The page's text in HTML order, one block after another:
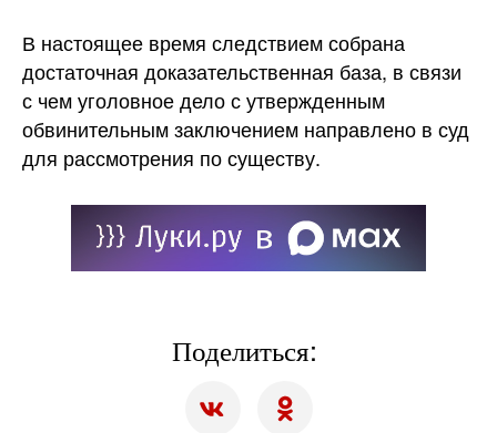
В настоящее время следствием собрана
достаточная доказательственная база, в связи
с чем уголовное дело с утвержденным
обвинительным заключением направлено в суд
для рассмотрения по существу.
Поделиться: